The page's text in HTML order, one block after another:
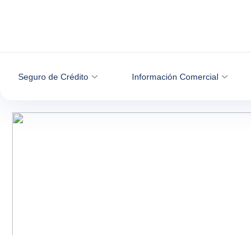
Seguro de Crédito Información Comercial